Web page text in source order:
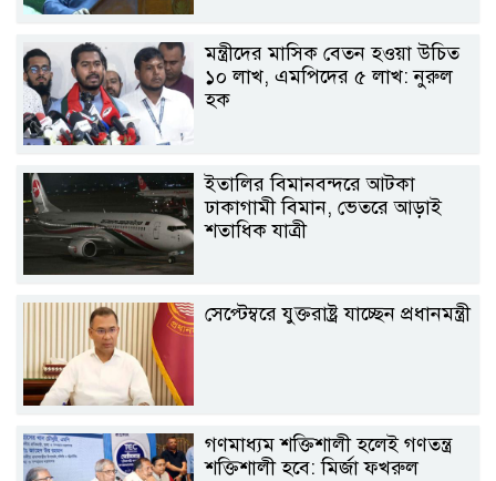
মন্ত্রীদের মাসিক বেতন হওয়া উচিত
১০ লাখ, এমপিদের ৫ লাখ: নুরুল
হক
ইতালির বিমানবন্দরে আটকা
ঢাকাগামী বিমান, ভেতরে আড়াই
শতাধিক যাত্রী
সেপ্টেম্বরে যুক্তরাষ্ট্র যাচ্ছেন প্রধানমন্ত্রী
গণমাধ্যম শক্তিশালী হলেই গণতন্ত্র
শক্তিশালী হবে: মির্জা ফখরুল